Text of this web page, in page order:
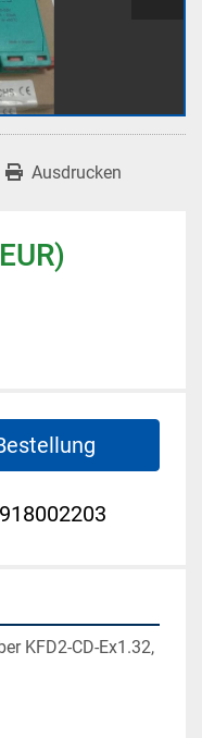
Ausdrucken
KFD2-CD-Ex1.32,